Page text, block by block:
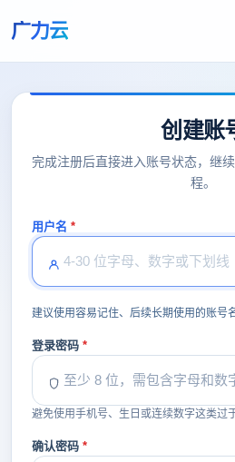
广力云
创建账
完成注册后直接进入账号状态，继
程。
用户名
建议使用容易记住、后续长期使用的账号名
登录密码
避免使用手机号、生日或连续数字这类过
确认密码